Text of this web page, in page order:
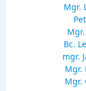
Mgr.
Bc.
mgr.
Mgr.
Mgr.